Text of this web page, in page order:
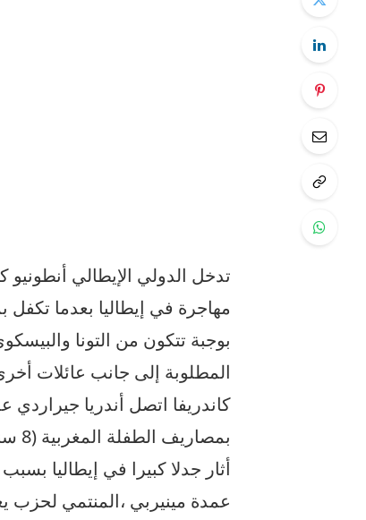
تدخل الدولي الإيطالي أنطونيو
مهاجرة في إيطاليا بعدما تكفل
بوجبة تتكون من التونا
المطلوبة إلى جانب عائلات
كاندريفا اتصل أندريا
أثار جدلا كبيرا في إيطاليا
عمدة مينيربي ،المنتمي لحزب